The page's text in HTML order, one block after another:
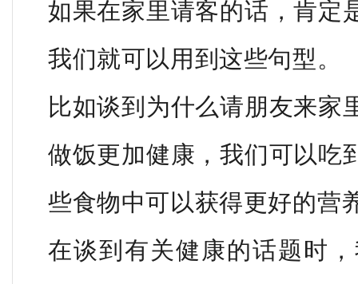
如果在家里请客的话，肯定
我们就可以用到这些句型。
比如谈到为什么请朋友来家
做饭更加健康，我们可以吃
些食物中可以获得更好的营
在谈到有关健康的话题时